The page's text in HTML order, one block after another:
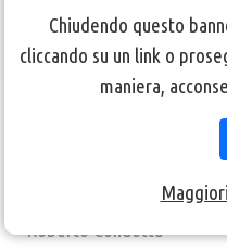
Chiudendo questo
cliccando su un link o
maniera,
TORNA ALLA PAGINA
Roberto Condotta